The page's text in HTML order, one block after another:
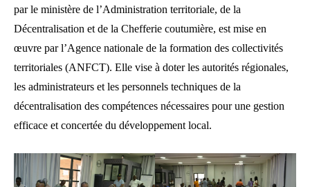
par le ministère de l’Administration territoriale, de la
Décentralisation et de la Chefferie coutumière, est mise en
œuvre par l’Agence nationale de la formation des collectivités
territoriales (ANFCT). Elle vise à doter les autorités régionales,
les administrateurs et les personnels techniques de la
décentralisation des compétences nécessaires pour une gestion
efficace et concertée du développement local.